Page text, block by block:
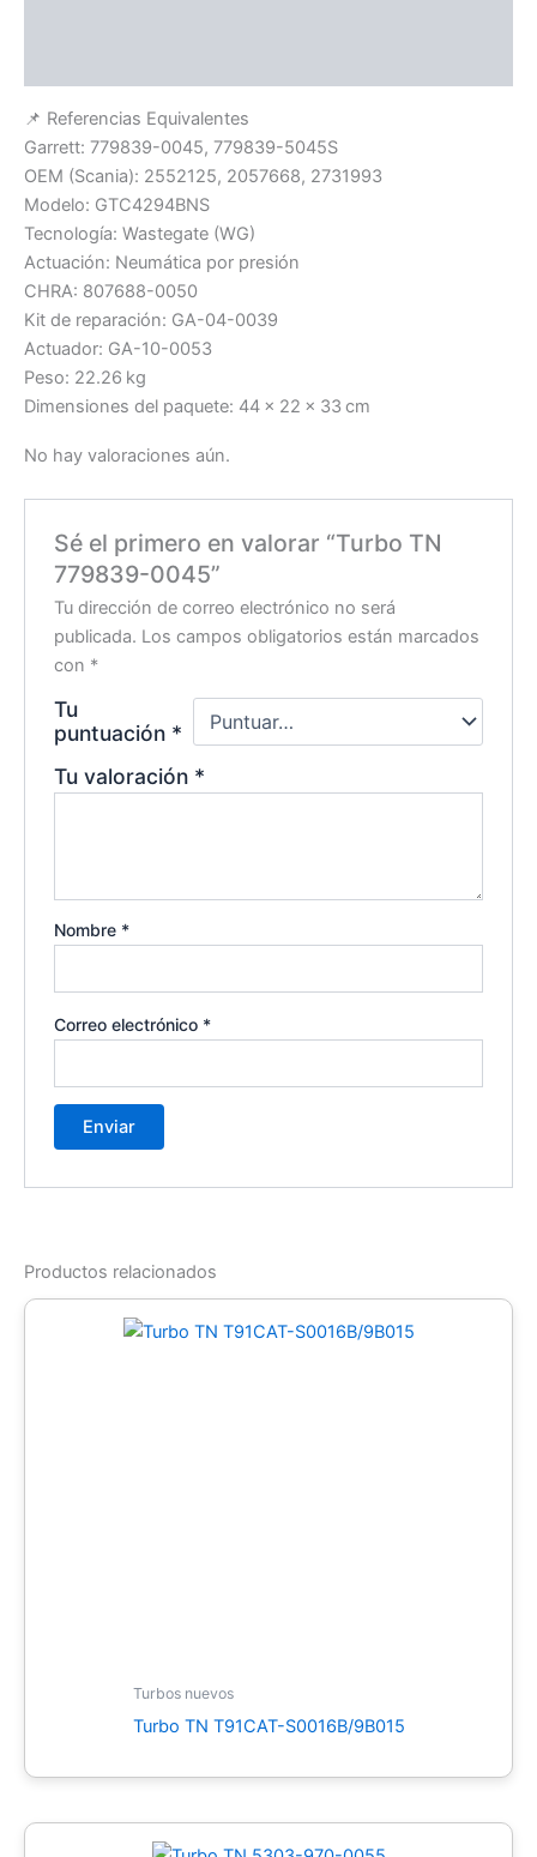
📌 Referencias Equivalentes
Garrett: 779839-0045, 779839-5045S
OEM (Scania): 2552125, 2057668, 2731993
Modelo: GTC4294BNS
Tecnología: Wastegate (WG)
Actuación: Neumática por presión
CHRA: 807688-0050
Kit de reparación: GA-04-0039
Actuador: GA-10-0053
Peso: 22.26 kg
Dimensiones del paquete: 44 × 22 × 33 cm
No hay valoraciones aún.
Sé el primero en valorar “Turbo TN
779839-0045”
Tu dirección de correo electrónico no será
publicada. Los campos obligatorios están marcados
con *
Tu
puntuación *
Tu valoración *
Nombre *
Correo electrónico *
Productos relacionados
Turbos nuevos
Turbo TN T91CAT-S0016B/9B015